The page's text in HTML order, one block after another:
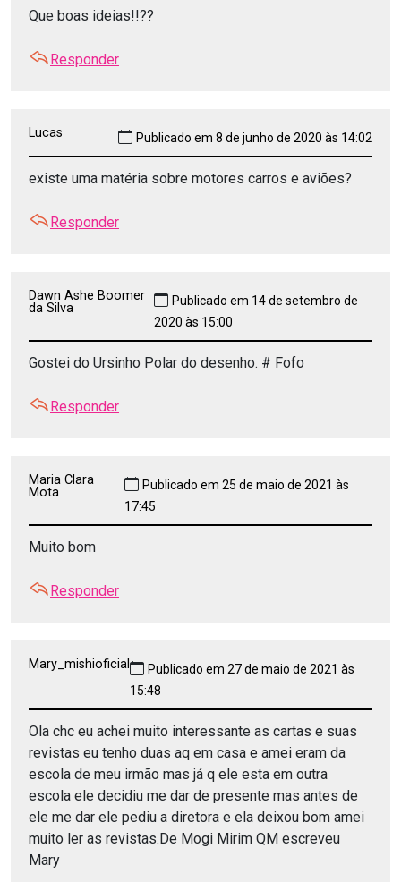
Que boas ideias!!??
Responder
Lucas Publicado em 8 de junho de 2020 às 14:02
existe uma matéria sobre motores carros e aviões?
Responder
Dawn Ashe Boomer
da Silva
Publicado em 14 de setembro de
2020 às 15:00
Gostei do Ursinho Polar do desenho. # Fofo
Responder
Maria Clara
Mota
Publicado em 25 de maio de 2021 às
17:45
Muito bom
Responder
Mary_mishioficial
Publicado em 27 de maio de 2021 às
15:48
Ola chc eu achei muito interessante as cartas e suas
revistas eu tenho duas aq em casa e amei eram da
escola de meu irmão mas já q ele esta em outra
escola ele decidiu me dar de presente mas antes de
ele me dar ele pediu a diretora e ela deixou bom amei
muito ler as revistas.De Mogi Mirim QM escreveu
Mary